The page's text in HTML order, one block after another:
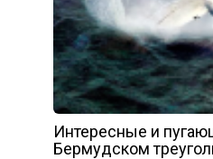
Интересные и
Бермудском